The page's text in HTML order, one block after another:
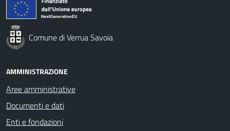
Comune di Verrua Savoia
AMMINISTRAZIONE
Aree amministrative
Documenti e dati
Enti e fondazioni